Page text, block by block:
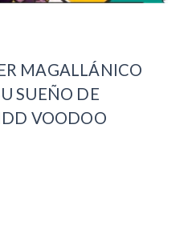
MAGALLÁNICO
SUEÑO DE
VOODOO